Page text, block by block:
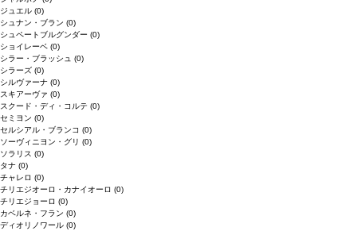
ジュエル (0)
シュナン・ブラン (0)
シュペートブルグンダー (0)
ショイレーベ (0)
シラー・ブラッシュ (0)
シラーズ (0)
シルヴァーナ (0)
スキアーヴァ (0)
スクード・ディ・コルテ (0)
セミヨン (0)
セルシアル・ブランコ (0)
ソーヴィニヨン・グリ (0)
ソラリス (0)
タナ (0)
チャレロ (0)
チリエジオーロ・カナイオーロ (0)
チリエジョーロ (0)
カベルネ・フラン (0)
ディオリノワール (0)